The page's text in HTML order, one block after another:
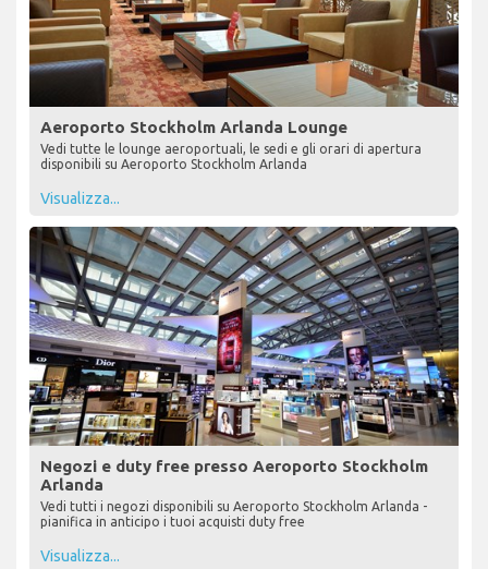
Aeroporto Stockholm Arlanda Lounge
Vedi tutte le lounge aeroportuali, le sedi e gli orari di apertura
disponibili su Aeroporto Stockholm Arlanda
Visualizza...
Negozi e duty free presso Aeroporto Stockholm
Arlanda
Vedi tutti i negozi disponibili su Aeroporto Stockholm Arlanda -
pianifica in anticipo i tuoi acquisti duty free
Visualizza...